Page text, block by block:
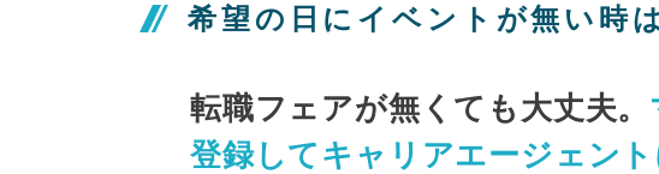
希望の日にイベントが無い時
転職フェアが無くても大丈夫。
登録してキャリアエージェン